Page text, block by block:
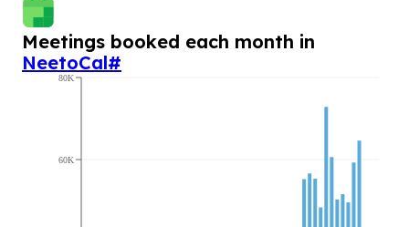
Meetings booked each month in
NeetoCal#
60K
80K